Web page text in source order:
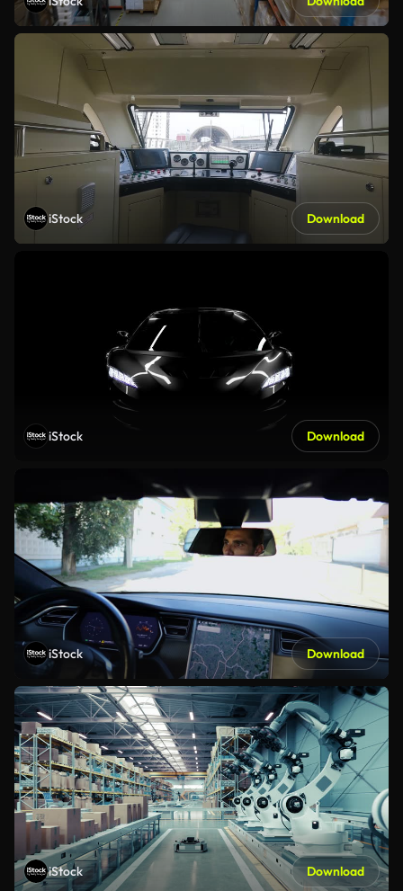
iStock Download
iStock Download
iStock Download
iStock Download